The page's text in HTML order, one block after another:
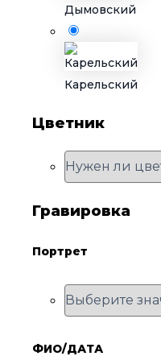
Карельский
Дымовский
Цветник
Гравировка
Портрет
ФИО/ДАТА